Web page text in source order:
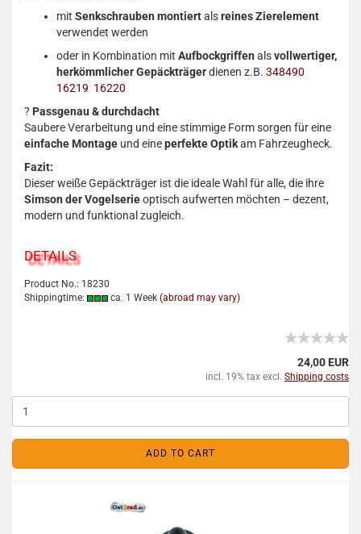
mit Senkschrauben montiertalsreines Zierelement
verwendet werden
oder in Kombination mit Aufbockgriffen alsvollwertiger,
herkömmlicher Gepäckträgerdienen z.B. 348490
16219 16220
? Passgenau & durchdacht
Saubere Verarbeitung und eine stimmige Form sorgen für eine
einfache Montage und eineperfekte Optikam Fahrzeugheck.
Fazit:
Dieser weiße Gepäckträger ist die ideale Wahl für alle, die ihre
Simson der Vogelserieoptisch aufwerten möchten – dezent,
modern und funktional zugleich.
DETAILS
Product No.: 18230
Shippingtime:
ca. 1 Week (abroad may vary)
24,00 EUR
incl. 19% tax excl. Shipping costs
ADD TO CART